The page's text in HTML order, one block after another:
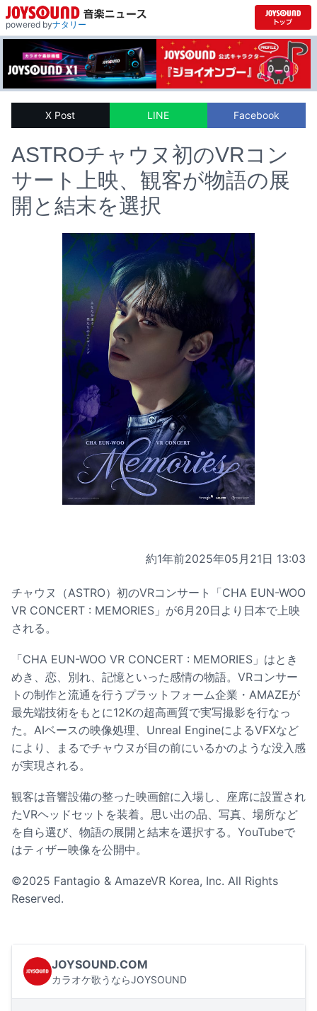
powered byナタリー
X Post LINE Facebook
ASTROチャウヌ初のVRコン
サート上映、観客が物語の展
開と結末を選択
約1年前2025年05月21日 13:03
チャウヌ（ASTRO）初のVRコンサート「CHA EUN-WOO
VR CONCERT : MEMORIES」が6月20日より日本で上映
される。
「CHA EUN-WOO VR CONCERT : MEMORIES」はとき
めき、恋、別れ、記憶といった感情の物語。VRコンサー
トの制作と流通を行うプラットフォーム企業・AMAZEが
最先端技術をもとに12Kの超高画質で実写撮影を行なっ
た。AIベースの映像処理、Unreal EngineによるVFXなど
により、まるでチャウヌが目の前にいるかのような没入感
が実現される。
観客は音響設備の整った映画館に入場し、座席に設置され
たVRヘッドセットを装着。思い出の品、写真、場所など
を自ら選び、物語の展開と結末を選択する。YouTubeで
はティザー映像を公開中。
©2025 Fantagio & AmazeVR Korea, Inc. All Rights
Reserved.
JOYSOUND.COM
カラオケ歌うならJOYSOUND